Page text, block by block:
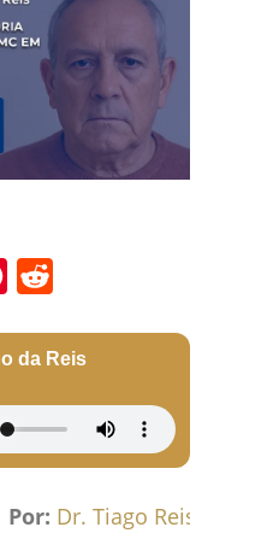
da Reis
Por: Dr. Tiago Reis